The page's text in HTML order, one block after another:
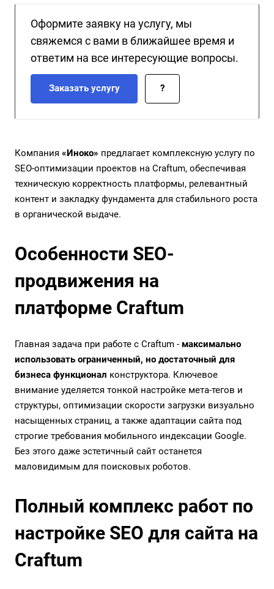
Оформите заявку на услугу, мы
свяжемся с вами в ближайшее время и
ответим на все интересующие вопросы.
Заказать услугу ?
Компания «Иноко» предлагает комплексную услугу по
SEO-оптимизации проектов на Craftum, обеспечивая
техническую корректность платформы, релевантный
контент и закладку фундамента для стабильного роста
в органической выдаче.
Особенности SEO-
продвижения на
платформе Craftum
Главная задача при работе с Craftum - максимально
использовать ограниченный, но достаточный для
бизнеса функционал конструктора. Ключевое
внимание уделяется тонкой настройке мета-тегов и
структуры, оптимизации скорости загрузки визуально
насыщенных страниц, а также адаптации сайта под
строгие требования мобильного индексации Google.
Без этого даже эстетичный сайт останется
маловидимым для поисковых роботов.
Полный комплекс работ по
настройке SEO для сайта на
Craftum